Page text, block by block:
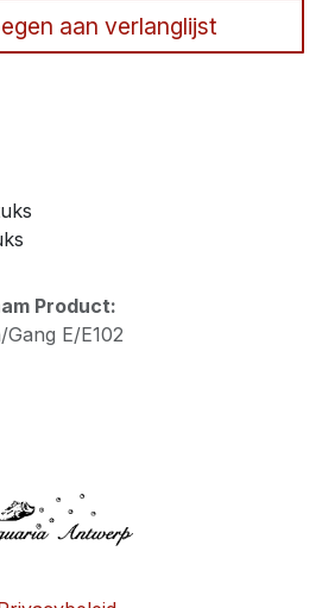
aan verlanglijst
Product:
E/E102